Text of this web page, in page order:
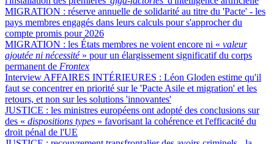
MIGRATION : réserve annuelle de solidarité au titre du 'Pacte' - les
pays membres engagés dans leurs calculs pour s'approcher du
compte promis pour 2026
MIGRATION : les États membres ne voient encore ni « valeur
ajoutée ni nécessité » pour un élargissement significatif du corps
permanent de Frontex
Interview AFFAIRES INTÉRIEURES : Léon Gloden estime qu'il
faut se concentrer en priorité sur le 'Pacte Asile et migration' et les
retours, et non sur les solutions 'innovantes'
JUSTICE : les ministres européens ont adopté des conclusions sur
des « dispositions types » favorisant la cohérence et l'efficacité du
droit pénal de l'UE